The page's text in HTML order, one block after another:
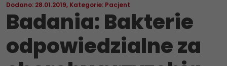
Dodano: 28.01.2019, Kategorie: Pacjent
Badania: Bakterie
odpowiedzialne za